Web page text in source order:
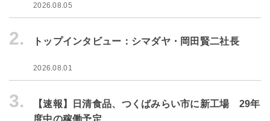
2026.08.05
2. トップインタビュー：シマダヤ・岡田賢二社長
2026.08.01
3.
【速報】日清食品、つくばみらい市に新工場 29年
度中の稼働予定